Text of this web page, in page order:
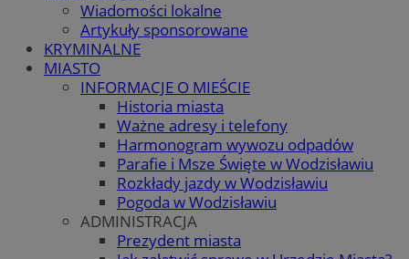
Wiadomości lokalne
Artykuły sponsorowane
KRYMINALNE
MIASTO
INFORMACJE O MIEŚCIE
Historia miasta
Ważne adresy i telefony
Harmonogram wywozu odpadów
Parafie i Msze Święte w Wodzisławiu
Rozkłady jazdy w Wodzisławiu
Pogoda w Wodzisławiu
ADMINISTRACJA
Prezydent miasta